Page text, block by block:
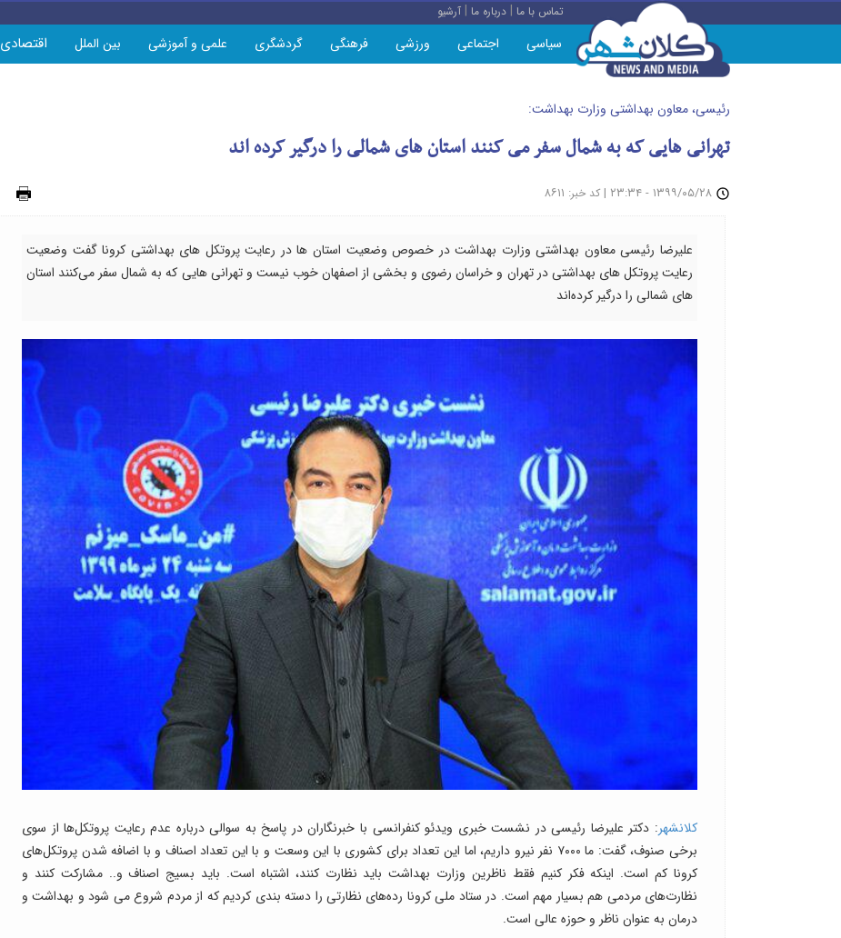
تماس با ما |درباره ما |آرشیو
سیاسی اجتماعی ورزشی فرهنگی گردشگری علمی و آموزشی بین الملل اقتصادی
رئیسی، معاون بهداشتی وزارت بهداشت:
تهرانی هایی که به شمال سفر می کنند استان های شمالی را درگیر کرده اند
| کد خبر: ۸۶۱۱
علیرضا رئیسی معاون بهداشتی وزارت بهداشت در خصوص وضعیت استان ها در رعایت پروتکل های بهداشتی کرونا گفت وضعیت
رعایت پروتکل های بهداشتی در تهران و خراسان رضوی و بخشی از اصفهان خوب نیست و تهرانی هایی که به شمال سفر می‌کنند استان
های شمالی را درگیر کرده‌اند
کلانشهر: دکتر علیرضا رئیسی در نشست خبری ویدئو کنفرانسی با خبرنگاران در پاسخ به سوالی درباره عدم رعایت پروتکل‌ها از سوی
برخی صنوف، گفت: ما ۷۰۰۰ نفر نیرو داریم، اما این تعداد برای کشوری با این وسعت و با این تعداد اصناف و با اضافه شدن پروتکل‌های
کرونا کم است. اینکه فکر کنیم فقط ناظرین وزارت بهداشت باید نظارت کنند، اشتباه است. باید بسیج اصناف و.. مشارکت کنند و
نظارت‌های مردمی هم بسیار مهم است. در ستاد ملی کرونا رده‌های نظارتی را دسته بندی کردیم که از مردم شروع می شود و بهداشت و
درمان به عنوان ناظر و حوزه عالی است.